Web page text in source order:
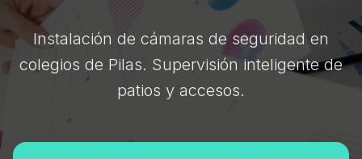
Instalación de cámaras de seguridad en
colegios de Pilas. Supervisión inteligente de
patios y accesos.